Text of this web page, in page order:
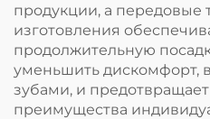
продукции, а передовые
изготовления
продолжительную
уменьшить дискомфорт,
зубами, и
преимущества